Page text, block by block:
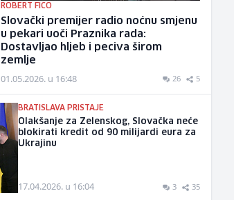
ROBERT FICO
Slovački premijer radio noćnu smjenu
u pekari uoči Praznika rada:
Dostavljao hljeb i peciva širom
zemlje
01.05.2026. u 16:48 26 5
BRATISLAVA PRISTAJE
Olakšanje za Zelenskog, Slovačka neće
blokirati kredit od 90 milijardi eura za
Ukrajinu
17.04.2026. u 16:04 3 35